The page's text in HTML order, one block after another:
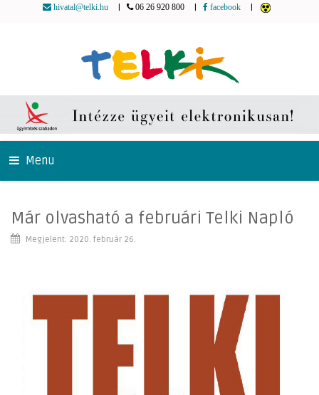
hivatal@telki.hu 06 26 920 800 facebook
Menu
Már olvasható a februári Telki Napló
Megjelent: 2020. február 26.